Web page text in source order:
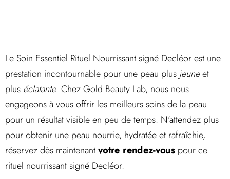
Le Soin Essentiel Rituel Nourrissant signé Decléor est une
prestation incontournable pour une peau plus jeuneet
plus éclatante. Chez Gold Beauty Lab, nous nous
engageons à vous offrir les meilleurs soins de la peau
pour un résultat visible en peu de temps. N’attendez plus
pour obtenir une peau nourrie, hydratée et rafraîchie,
réservez dès maintenantvotre rendez-vous pour ce
rituel nourrissant signé Decléor.